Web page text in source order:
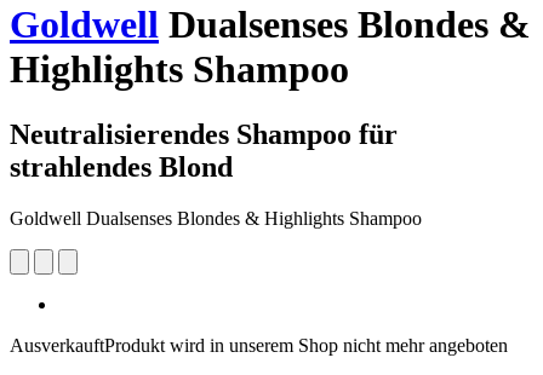
Goldwell Dualsenses Blondes &
Highlights Shampoo
Neutralisierendes Shampoo für
strahlendes Blond
Goldwell Dualsenses Blondes & Highlights Shampoo
AusverkauftProdukt wird in unserem Shop nicht mehr angeboten